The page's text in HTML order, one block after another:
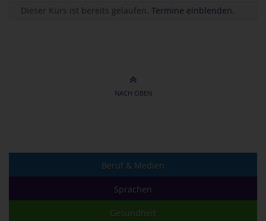
Dieser Kurs ist bereits gelaufen. Termine einblenden.
NACH OBEN
Beruf & Medien
Sprachen
Gesundheit